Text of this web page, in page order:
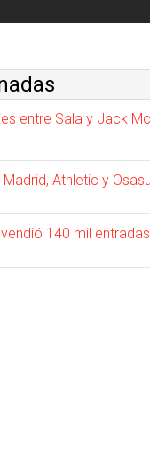
entre Sala y Jack
Madrid, Athletic y
140 mil